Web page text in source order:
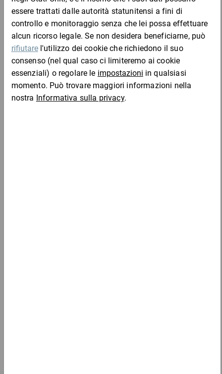
Cartone a onda singola
Completa l'ordine con: